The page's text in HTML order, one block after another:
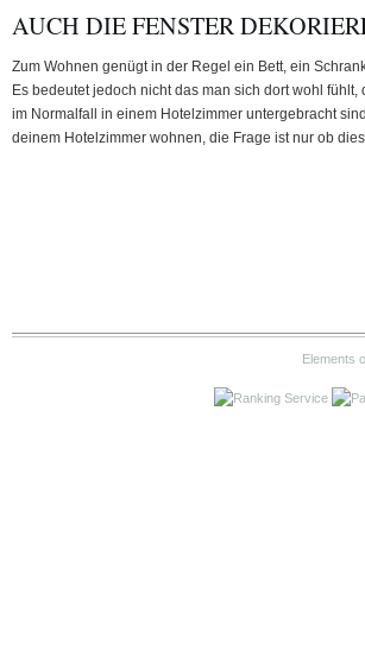
AUCH DIE FENSTER
Zum Wohnen genügt in der Regel ein Bett, ein
Es bedeutet jedoch nicht das man sich dort wohl
im Normalfall in einem Hotelzimmer untergebracht
deinem Hotelzimmer wohnen, die Frage ist nur ob
Elements